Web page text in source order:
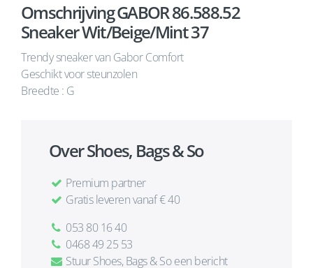
Omschrijving GABOR 86.588.52
Sneaker Wit/Beige/Mint 37
Trendy sneaker van Gabor Comfort
Geschikt voor steunzolen
Breedte : G
Over Shoes, Bags & So
Premium partner
Gratis leveren vanaf € 40
053 80 16 40
0468 49 25 53
Stuur Shoes, Bags & So een bericht